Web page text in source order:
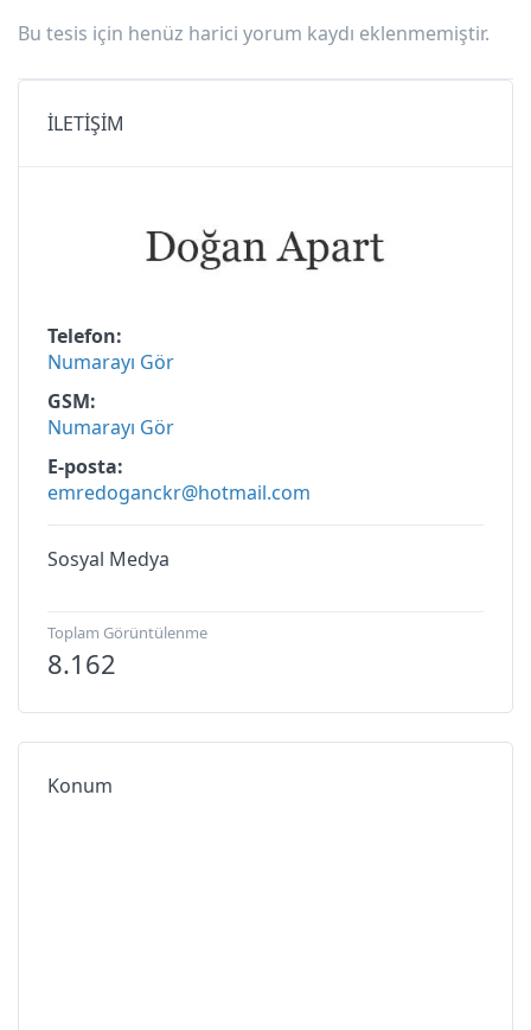
Doğan Apart
Apart — Deniz manzaralı
Bu tesis için henüz harici yorum kaydı eklenmemiştir.
İLETİŞİM
Telefon
Numarayı Gör
GSM
Numarayı Gör
E-posta
emredoganckr@hotmail.com
Sosyal Medya
Toplam Görüntülenme
8.162
Konum